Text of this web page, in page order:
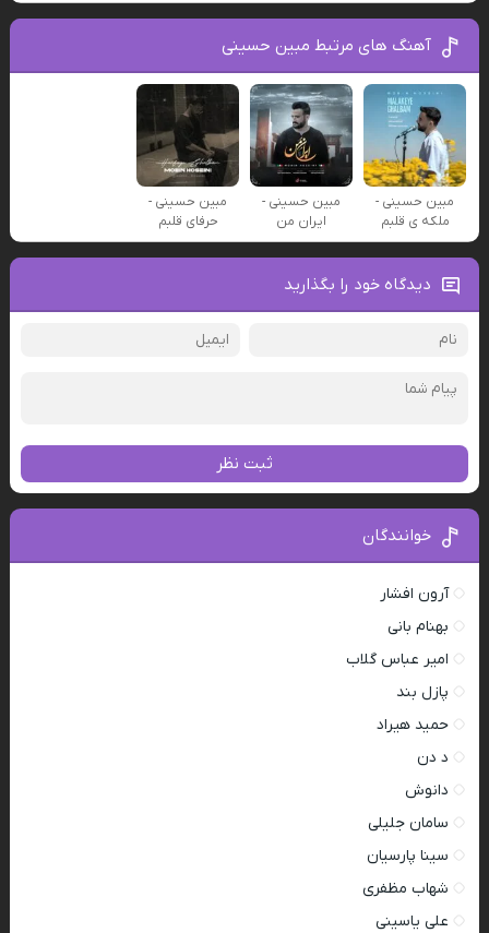
آهنگ های مرتبط مبین حسینی
مبین حسینی -
ملکه ی قلبم
مبین حسینی -
ایران من
مبین حسینی -
حرفای قلبم
دیدگاه خود را بگذارید
ثبت نظر
خوانندگان
آرون افشار
بهنام بانی
امیر عباس گلاب
پازل بند
حمید هیراد
د دن
دانوش
سامان جلیلی
سینا پارسیان
شهاب مظفری
علی یاسینی